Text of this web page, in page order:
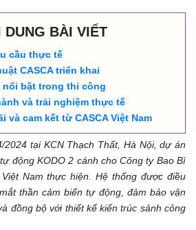
DUNG BÀI VIẾT
cầu thực tế
CASCA triển khai
nổi bật trong thi công
và trải nghiệm thực tế
và cam kết từ CASCA Việt Nam
2024 tại KCN Thạch Thất, Hà Nội, dự án
động KODO 2 cánh cho Công ty Bao Bì
Việt Nam thực hiện. Hệ thống được điều
thần cảm biến tự động, đảm bảo vận
đồng bộ với thiết kế kiến trúc sảnh công